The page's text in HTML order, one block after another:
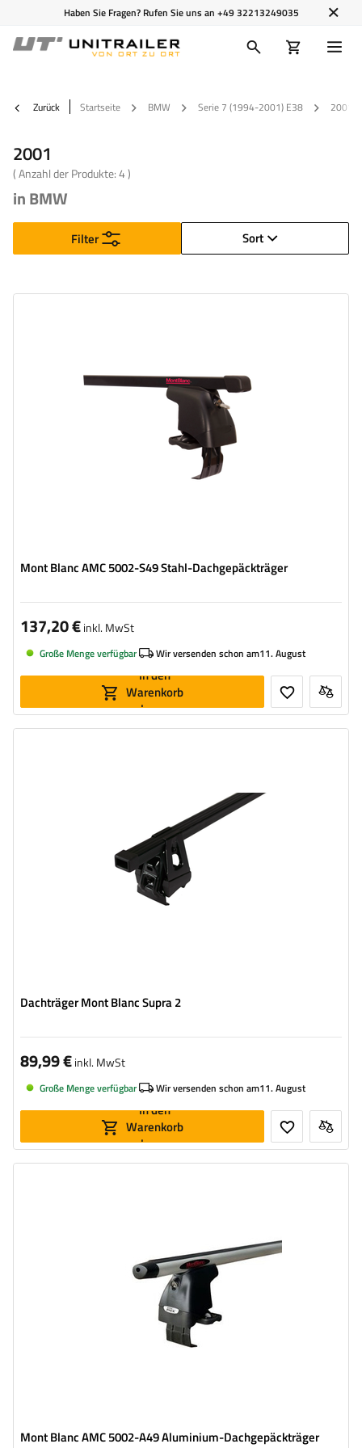
Haben Sie Fragen? Rufen Sie uns an +49 32213249035
Zurück Startseite BMW Serie 7 (1994-2001) E38 2001
2001
( Anzahl der Produkte:4)
in BMW
Sort
Filter
Mont Blanc AMC 5002-S49 Stahl-Dachgepäckträger
137,20 €inkl. MwSt
Große Menge verfügbar Wir versenden schon am11. August
In den
Warenkorb
legen
Dachträger Mont Blanc Supra 2
89,99 €inkl. MwSt
Große Menge verfügbar Wir versenden schon am11. August
In den
Warenkorb
legen
Mont Blanc AMC 5002-A49 Aluminium-Dachgepäckträger